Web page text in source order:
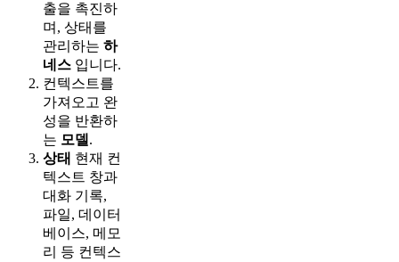
출을 촉진하
며, 상태를
관리하는 하
네스 입니다.
컨텍스트를
가져오고 완
성을 반환하
는 모델 .
상태 현재 컨
텍스트 창과
대화 기록,
파일, 데이터
베이스, 메모
리 등 컨텍스